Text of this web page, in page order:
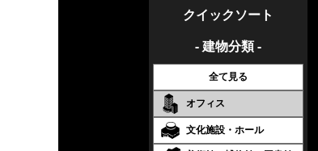
クイックソート
- 建物分類 -
全て見る
オフィス
文化施設・ホール